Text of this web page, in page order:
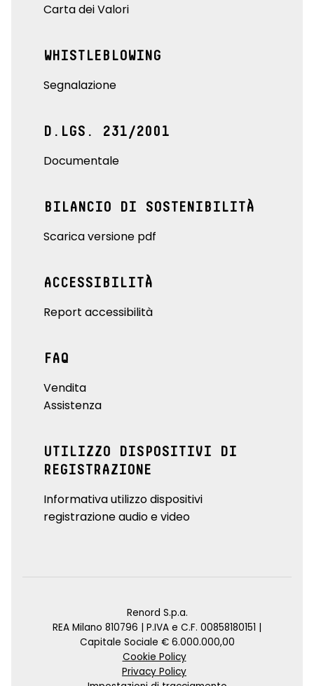
Carta dei Valori
WHISTLEBLOWING
Segnalazione
D.LGS. 231/2001
Documentale
BILANCIO DI SOSTENIBILITÀ
Scarica versione pdf
ACCESSIBILITÀ
Report accessibilità
FAQ
Vendita
Assistenza
UTILIZZO DISPOSITIVI DI
REGISTRAZIONE
Informativa utilizzo dispositivi
registrazione audio e video
Renord S.p.a.
REA Milano 810796 | P.IVA e C.F. 00858180151 |
Capitale Sociale € 6.000.000,00
Cookie Policy
Privacy Policy